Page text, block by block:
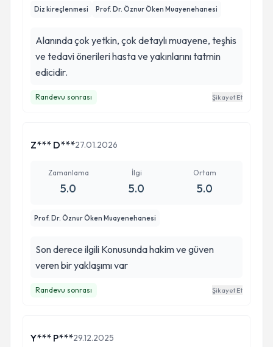
Diz kireçlenmesi Prof. Dr. Öznur Öken Muayenehanesi
Alanında çok yetkin, çok detaylı muayene, teşhis
ve tedavi önerileri hasta ve yakınlarını tatmin
edicidir.
Randevu sonrası Şikayet Et
Z*** D***27.01.2026
Zamanlama
5.0
İlgi
5.0
Ortam
5.0
Prof. Dr. Öznur Öken Muayenehanesi
Son derece ilgili Konusunda hakim ve güven
veren bir yaklaşımı var
Randevu sonrası Şikayet Et
Y*** P***29.12.2025